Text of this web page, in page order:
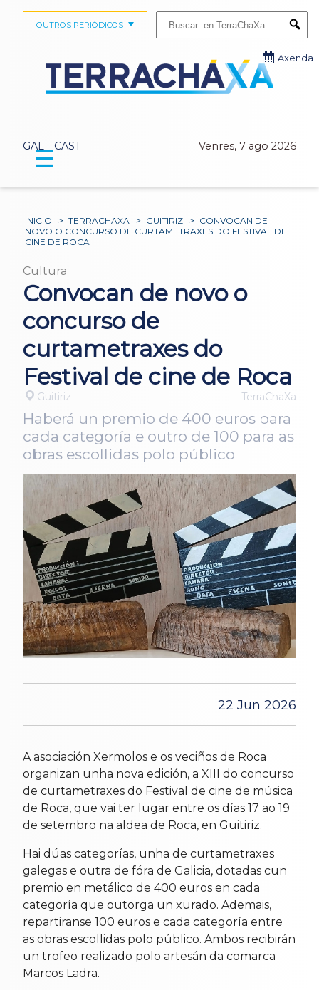
GAL CAST Venres, 7 ago 2026
OUTROS PERIÓDICOS
Axenda
☰
INICIO > TERRACHAXA > GUITIRIZ > CONVOCAN DE
NOVO O CONCURSO DE CURTAMETRAXES DO FESTIVAL DE
CINE DE ROCA
Cultura
Convocan de novo o
concurso de
curtametraxes do
Festival de cine de Roca
Guitiriz TerraChaXa
Haberá un premio de 400 euros para
cada categoría e outro de 100 para as
obras escollidas polo público
22 Jun 2026
A asociación Xermolos e os veciños de Roca
organizan unha nova edición, a XIII do concurso
de curtametraxes do Festival de cine de música
de Roca, que vai ter lugar entre os días 17 ao 19
de setembro na aldea de Roca, en Guitiriz.
Hai dúas categorías, unha de curtametraxes
galegas e outra de fóra de Galicia, dotadas cun
premio en metálico de 400 euros en cada
categoría que outorga un xurado. Ademais,
repartiranse 100 euros e cada categoría entre
as obras escollidas polo público. Ambos recibirán
un trofeo realizado polo artesán da comarca
Marcos Ladra.